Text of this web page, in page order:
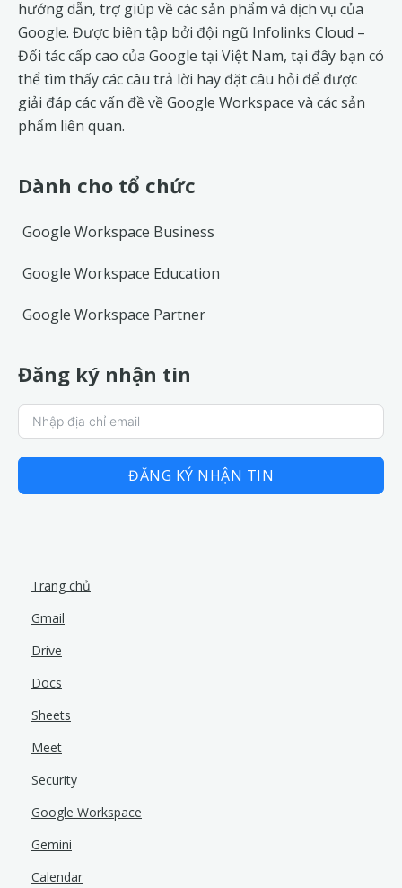
hướng dẫn, trợ giúp về các sản phẩm và dịch vụ của
Google. Được biên tập bởi đội ngũ Infolinks Cloud –
Đối tác cấp cao của Google tại Việt Nam, tại đây bạn có
thể tìm thấy các câu trả lời hay đặt câu hỏi để được
giải đáp các vấn đề vềGoogle Workspace và các sản
phẩm liên quan.
Dành cho tổ chức
Google Workspace Business
Google Workspace Education
Google Workspace Partner
Đăng ký nhận tin
ĐĂNG KÝ NHẬN TIN
Trang chủ
Gmail
Drive
Docs
Sheets
Meet
Security
Google Workspace
Gemini
Calendar